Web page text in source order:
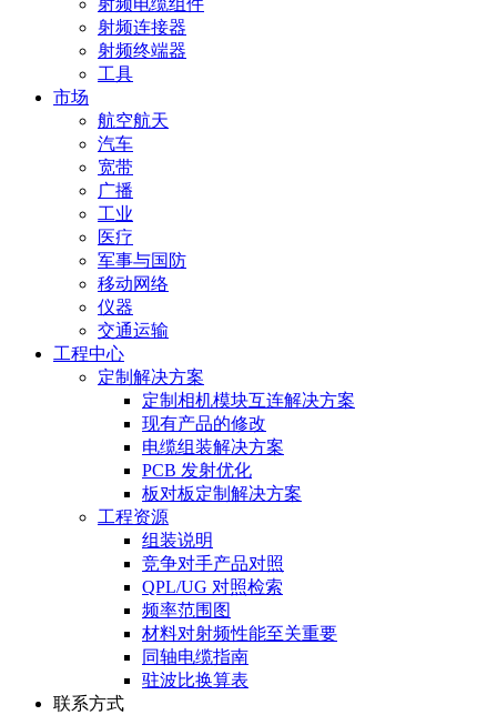
射频电缆组件
射频连接器
射频终端器
工具
市场
航空航天
汽车
宽带
广播
工业
医疗
军事与国防
移动网络
仪器
交通运输
工程中心
定制解决方案
定制相机模块互连解决方案
现有产品的修改
电缆组装解决方案
PCB 发射优化
板对板定制解决方案
工程资源
组装说明
竞争对手产品对照
QPL/UG 对照检索
频率范围图
材料对射频性能至关重要
同轴电缆指南
驻波比换算表
联系方式